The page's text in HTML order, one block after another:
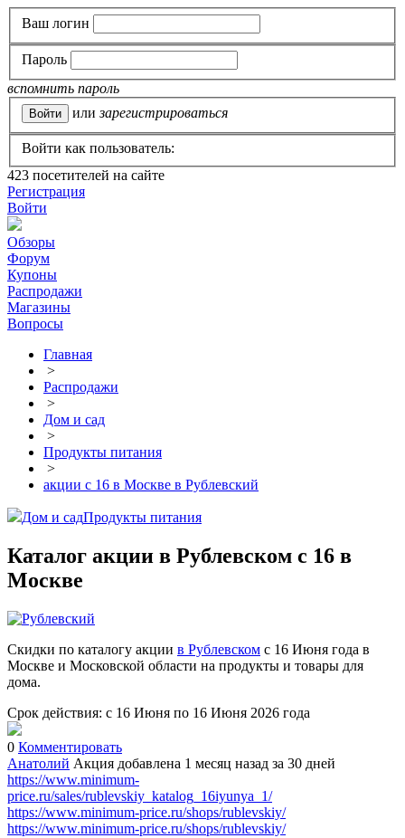
Ваш логин
Пароль
вспомнить пароль
или зарегистрироваться
Войти как пользователь:
423 посетителей на сайте
Регистрация
Войти
Обзоры
Форум
Купоны
Распродажи
Магазины
Вопросы
Главная
>
Распродажи
>
Дом и сад
>
Продукты питания
>
акции с 16 в Москве в Рублевский
Дом и садПродукты питания
Каталог акции в Рублевском с 16 в
Москве
Скидки по каталогу акции в Рублевском с 16 Июня года в
Москве и Московской области на продукты и товары для
дома.
Срок действия: с 16 Июня по 16 Июня 2026 года
0 Комментировать
Анатолий Акция добавлена 1 месяц назад за 30 дней
https://www.minimum-
price.ru/sales/rublevskiy_katalog_16iyunya_1/
https://www.minimum-price.ru/shops/rublevskiy/
https://www.minimum-price.ru/shops/rublevskiy/